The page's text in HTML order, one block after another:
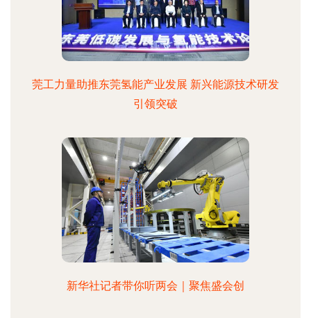
莞工力量助推东莞氢能产业发展 新兴能源技术研发
引领突破
新华社记者带你听两会｜聚焦盛会创